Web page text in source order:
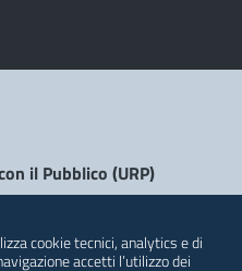
il Pubblico (URP)
cookie tecnici, analytics e di
accetti l’utilizzo dei